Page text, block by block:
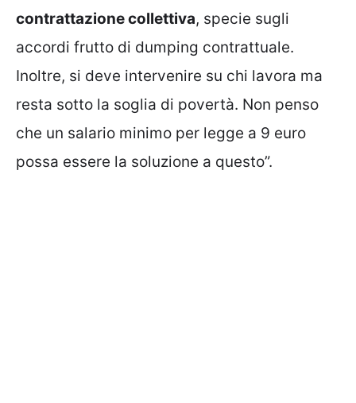
contrattazione collettiva, specie sugli
accordi frutto di dumping contrattuale.
Inoltre, si deve intervenire su chi lavora ma
resta sotto la soglia di povertà. Non penso
che un salario minimo per legge a 9 euro
possa essere la soluzione a questo”.